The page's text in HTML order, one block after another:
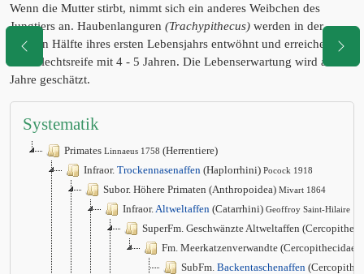
Wenn die Mutter stirbt, nimmt sich ein anderes Weibchen des
Jungtiers an. Haubenlanguren (Trachypithecus) werden in der
zweiten Hälfte ihres ersten Lebensjahrs entwöhnt und erreichen die
Geschlechtsreife mit 4 - 5 Jahren. Die Lebenserwartung wird auf 20
Jahre geschätzt.
Systematik
Primates Linnaeus 1758 (Herrentiere)
Infraor. Trockennasenaffen (Haplorrhini) Pocock 1918
Subor. Höhere Primaten (Anthropoidea) Mivart 1864
Infraor. Altweltaffen (Catarrhini) Geoffroy Saint-Hilaire
SuperFm. Geschwänzte Altweltaffen
Fm. Meerkatzenverwandte (Cercopithecidae)
SubFm. Backentaschenaffen